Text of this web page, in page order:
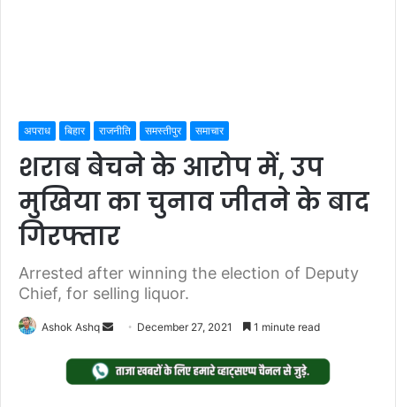
अपराध बिहार राजनीति समस्तीपुर समाचार
शराब बेचने के आरोप में, उप
मुखिया का चुनाव जीतने के बाद
गिरफ्तार
Arrested after winning the election of Deputy
Chief, for selling liquor.
Ashok Ashq
Send
email
December 27, 2021 1 minute read